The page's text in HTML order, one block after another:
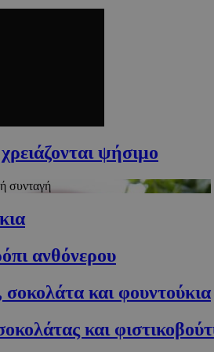
ψήσιμο
ανθόνερου
και φουντούκια
και